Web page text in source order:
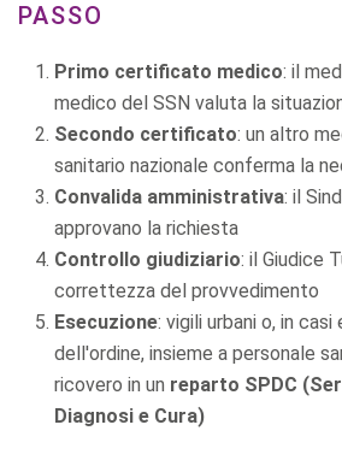
PASSO
Primo certificato medico: il
medico del SSN valuta la
Secondo certificato: un altro
sanitario nazionale conferma la
Convalida amministrativa: il
approvano la richiesta
Controllo giudiziario: il Giudice
correttezza del provvedimento
Esecuzione: vigili urbani o, in
dell'ordine, insieme a personale
ricovero in un reparto SPDC
Diagnosi e Cura)